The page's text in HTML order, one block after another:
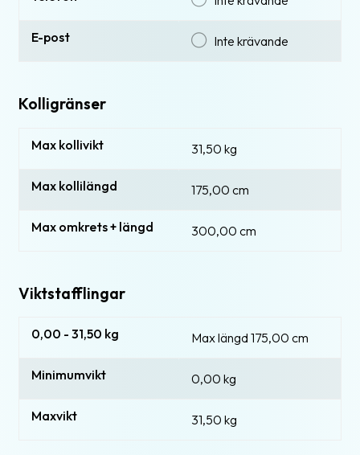
E-post Inte krävande
Kolligränser
Max kollivikt 31,50 kg
Max kollilängd 175,00 cm
Max omkrets + längd 300,00 cm
Viktstafflingar
0,00 - 31,50 kg Max längd 175,00 cm
Minimumvikt 0,00 kg
Maxvikt 31,50 kg